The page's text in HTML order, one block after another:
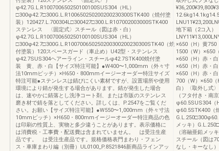
φ42.7G.L.R100700650250100100SUS304（HL）
□300φ42.7□300G.L.R100650250200200230300STK400（焼付塗
装）120427.L.700304L□300427□300.L.R107002003000STK400
ステンレス 〈固定式〉スチール（図は赤・白）
φ42.7G.L.R100700650250100100SUS304（HL）
□300φ42.7□300G.L.R100700650250200300200230300STK40（焼
付塗装）120スペースガード（車止め）U42型・ステンレス
φ42.7SUS304ヘアーライン・スチールφ42.7STK400焼付塗
装 黄、赤・白【サイズ特注可能】●W400〜1,000mm（外々寸
法10mmピッチ）×H650・800mmイージーオーダー特注サイズ
特注可能●ステンレスは錆びにくい素材ですが、設置場所や使用
環境により錆が発生する場合があります。錆が発生した場合
は、速やかに錆落とし洗浄コート剤、または市販のステンレス
磨き材で錆を落としてください。詳しくは、P.2547をご覧くだ
さい。お願い【サイズ特注可能】●W550〜1,000mm（外々寸法
10mmピッチ）×H650・800mmイージーオーダー特注商品の色
は印刷の性質上、実物と多少違うことがあります。表示価格に
は消費税・工事費・配送費は含まれていません。 は受注生産
品です。 は受注生産品です。規格価格表門まわり・フェン
ス・車庫まわり編（別冊）UL0100_P.8521846新商品ラインアッ
地下箱（2コ入）
×650（H）黄750
1500（W）×650
×650（H）赤・
×650（H）赤・
×650（H）赤・
700（W）×650
白）〈取外し式
（フタ付き・南
φ60.5SUS304（
φ60.5STK400（
メッキ）
（溶融亜鉛メッ
スチール（図は
なし・キーなし